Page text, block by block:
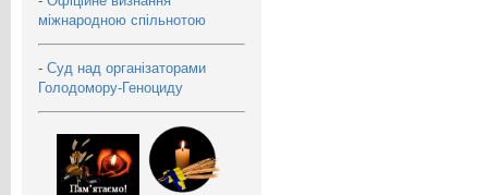
міжнародною спільнотою
- Суд над організаторами
Голодомору-Геноциду